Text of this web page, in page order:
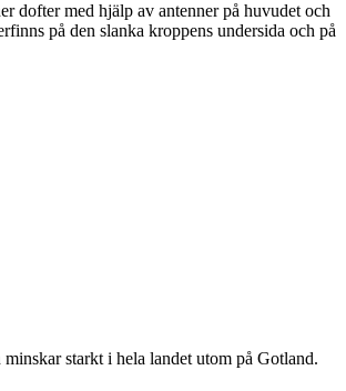
dofter med hjälp av antenner på huvudet och
på den slanka kroppens undersida och på
starkt i hela landet utom på Gotland.